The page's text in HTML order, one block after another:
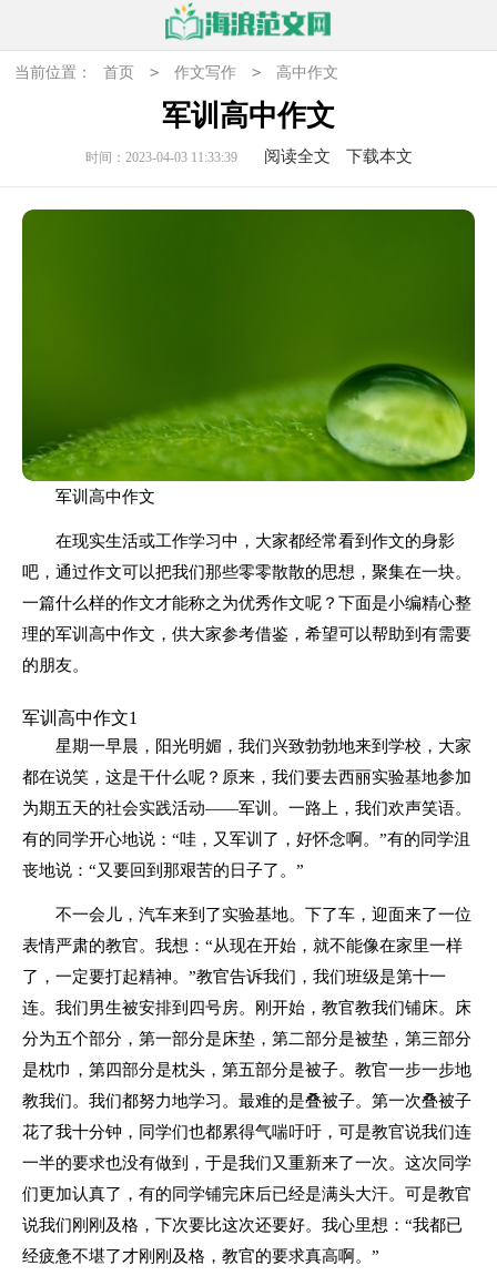
当前位置： 首页 > 作文写作 > 高中作文
军训高中作文
时间：2023-04-03 11:33:39 阅读全文 下载本文
军训高中作文
在现实生活或工作学习中，大家都经常看到作文的身影
吧，通过作文可以把我们那些零零散散的思想，聚集在一块。
一篇什么样的作文才能称之为优秀作文呢？下面是小编精心整
理的军训高中作文，供大家参考借鉴，希望可以帮助到有需要
的朋友。
军训高中作文1
星期一早晨，阳光明媚，我们兴致勃勃地来到学校，大家
都在说笑，这是干什么呢？原来，我们要去西丽实验基地参加
为期五天的社会实践活动——军训。一路上，我们欢声笑语。
有的同学开心地说：“哇，又军训了，好怀念啊。”有的同学沮
丧地说：“又要回到那艰苦的日子了。”
不一会儿，汽车来到了实验基地。下了车，迎面来了一位
表情严肃的教官。我想：“从现在开始，就不能像在家里一样
了，一定要打起精神。”教官告诉我们，我们班级是第十一
连。我们男生被安排到四号房。刚开始，教官教我们铺床。床
分为五个部分，第一部分是床垫，第二部分是被垫，第三部分
是枕巾，第四部分是枕头，第五部分是被子。教官一步一步地
教我们。我们都努力地学习。最难的是叠被子。第一次叠被子
花了我十分钟，同学们也都累得气喘吁吁，可是教官说我们连
一半的要求也没有做到，于是我们又重新来了一次。这次同学
们更加认真了，有的同学铺完床后已经是满头大汗。可是教官
说我们刚刚及格，下次要比这次还要好。我心里想：“我都已
经疲惫不堪了才刚刚及格，教官的要求真高啊。”